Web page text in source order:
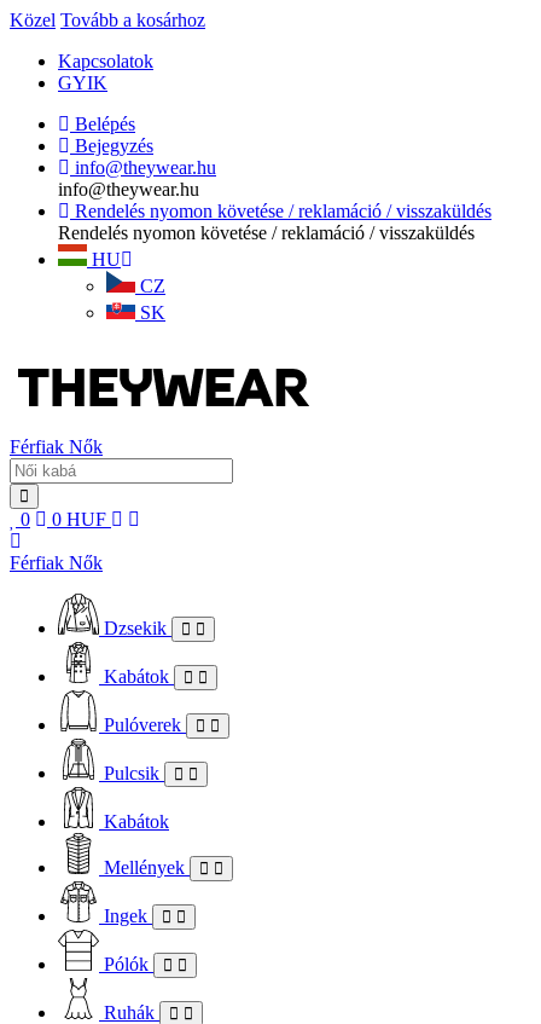
Közel Tovább a kosárhoz
Kapcsolatok
GYIK
Belépés
Bejegyzés
info@theywear.hu
info@theywear.hu
Rendelés nyomon követése / reklamáció / visszaküldés
Rendelés nyomon követése / reklamáció / visszaküldés
HU
CZ
SK
Férfiak Nők
0 0 HUF
Férfiak Nők
Dzsekik
Kabátok
Pulóverek
Pulcsik
Kabátok
Mellények
Ingek
Pólók
Ruhák